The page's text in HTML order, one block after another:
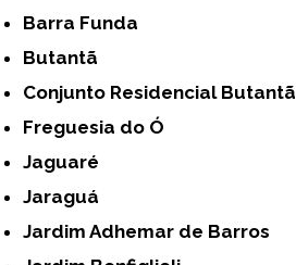
Barra Funda
Butantã
Conjunto Residencial Butantã
Freguesia do Ó
Jaguaré
Jaraguá
Jardim Adhemar de Barros